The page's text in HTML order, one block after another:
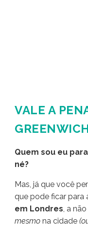
VALE A
Quem sou eu
né?
Mas, já que você
que pode ficar para
em Londres, a
mesmo na cidade